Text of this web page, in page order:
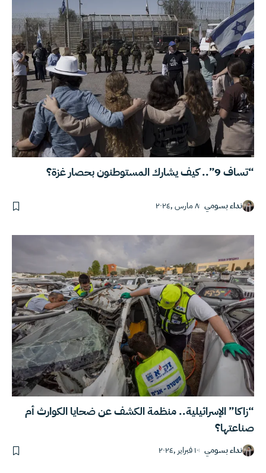
“تساف 9”.. كيف يشارك المستوطنون بحصار غزة؟
نداء بسومي ٨ مارس ,٢٠٢٤
“زاكا” الإسرائيلية.. منظمة الكشف عن ضحايا الكوارث أم
صناعتها؟
نداء بسومي ١٠ فبراير ,٢٠٢٤